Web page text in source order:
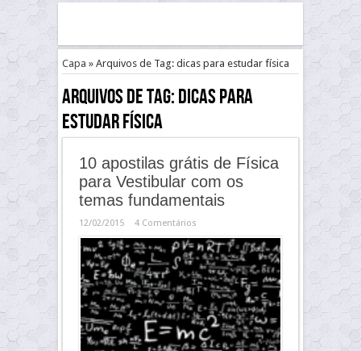
Capa » Arquivos de Tag: dicas para estudar física
Arquivos de Tag:dicas para
estudar física
10 apostilas grátis de Física
para Vestibular com os
temas fundamentais
12/02/2015 4 Comentários